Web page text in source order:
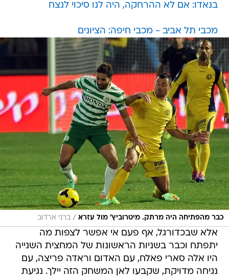
בנאדו: אם לא ההרחקה, היה לנו סיכוי לנצח
מכבי תל אביב - מכבי חיפה: הציונים
כבר מהפתיחה היה מרתק. מיטרוביץ' מול עזרא / ברני ארדוב
אלא שבכדורגל, אף פעם אי אפשר לצפות מה
יתפתח וכבר בשניות הראשונות של המחצית השנייה
היו אלה סארי פאלח, עם האדום וראדה פריצה, עם
נגיחה מדויקת, שקבעו לאן המשחק הזה יילך. נגיעת